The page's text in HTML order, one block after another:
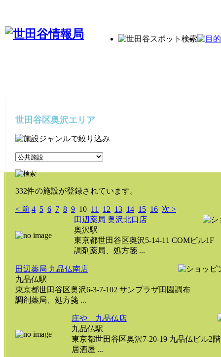
世田谷区奥沢エリア
332件の施設が登録されています。
< 前 4 5 6 7 8 9 10 11 12 13 14 15 16 次 >
田辺薬局 奥沢北口店
奥沢駅
東京都世田谷区奥沢5-14-11 COMビル1F
調剤薬局、処方箋 ...
田辺薬局 九品仏南店
九品仏駅
東京都世田谷区奥沢6-3-7-102 サンプラザ田園調布
調剤薬局、処方箋 ...
庄や 九品仏店
九品仏駅
東京都世田谷区奥沢7-20-19 九品仏ビル2階
居酒屋 ...